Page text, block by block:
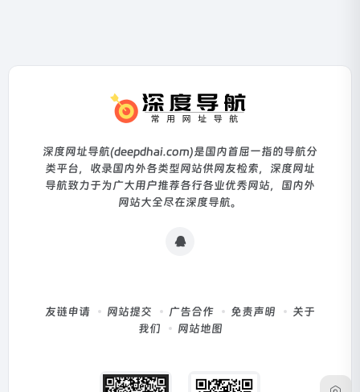
深度网址导航(deepdhai.com)是国内首屈一指的导航分
类平台，收录国内外各类型网站供网友检索，深度网址
导航致力于为广大用户推荐各行各业优秀网站，国内外
网站大全尽在深度导航。
友链申请 网站提交 广告合作 免责声明
关于
我们
网站地图